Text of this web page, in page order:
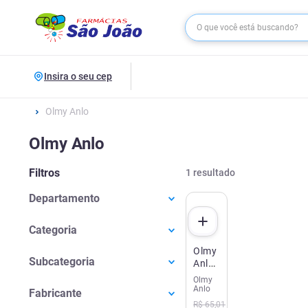
Insira o seu cep
Olmy Anlo
Olmy Anlo
Filtros
Departamento
Medicamentos
Categoria
Cardiológicos
Subcategoria
Pressão Alta
Fabricante
1 resultado
Olmy
Anlo
Olmesartana
Medoxomila
40mg
Olmy
Anlo
R$ 65,01